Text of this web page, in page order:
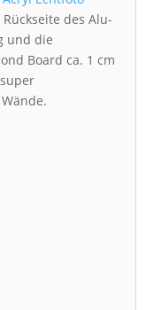
des Alu-
und die
Board ca. 1 cm